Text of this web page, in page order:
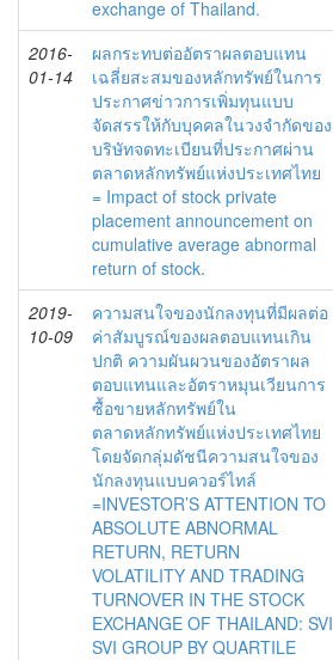
exchange of Thailand.
2016-
01-14
ผลกระทบต่ออัตราผลตอบแทน
เฉลี่ยสะสมของหลักทรัพย์ในการ
ประกาศข่าวการเพิ่มทุนแบบ
จัดสรรให้กับบุคคลในวงจำกัดของ
บริษัทจดทะเบียนที่ประกาศผ่าน
ตลาดหลักทรัพย์แห่งประเทศไทย
= Impact of stock private
placement announcement on
cumulative average abnormal
return of stock.
2019-
10-09
ความสนใจของนักลงทุนที่มีผลต่อ
ค่าสัมบูรณ์ของผลตอบแทนเกิน
ปกติ ความผันผวนของอัตราผล
ตอบแทนและอัตราหมุนเวียนการ
ซื้อขายหลักทรัพย์ใน
ตลาดหลักทรัพย์แห่งประเทศไทย
โดยจัดกลุ่มดัชนีความสนใจของ
นักลงทุนแบบควอร์ไทล์
=INVESTOR’S ATTENTION TO
ABSOLUTE ABNORMAL
RETURN, RETURN
VOLATILITY AND TRADING
TURNOVER IN THE STOCK
EXCHANGE OF THAILAND: SVI
SVI GROUP BY QUARTILE